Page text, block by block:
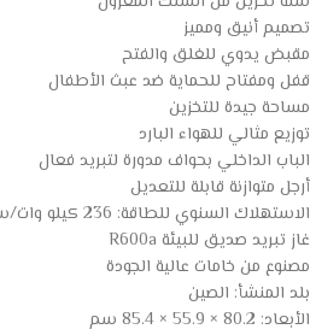
تصميم أنيق ومميز
مقبض يدوي للغلق والفتح
قفل ومفتاح للحماية ضد عبث الأطفال
مساحة جيدة للتخزين
توزيع مثالي للهواء البارد
الباب الداخلي بحواف مدورة لتبريد فعال
أرجل متوازنة قابلة للتعديل
الاستهلاك السنوي للطاقة: 236 كيلو وات/ساعة
غاز تبريد صديق للبيئة R600a
مصنوع من خامات عالية الجودة
بلد المنشأ: الصين
الأبعاد: 80.2 × 55.9 × 85.4 سم